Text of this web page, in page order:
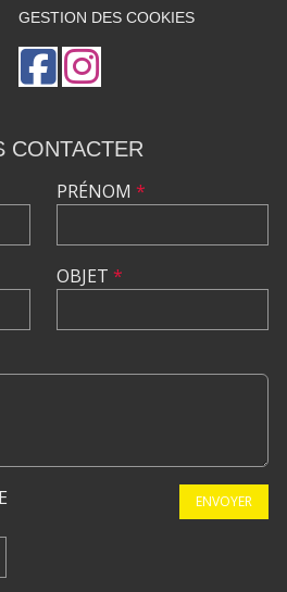
GESTION DES COOKIES
CONTACTER
PRÉNOM *
OBJET *
ENVOYER